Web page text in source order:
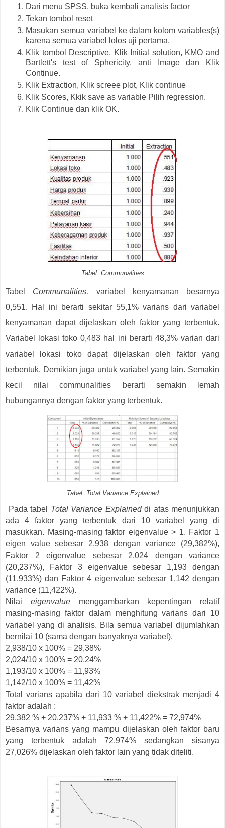
Dari menu SPSS, buka kembali analisis factor
Tekan tombol reset
Masukan semua variabel ke dalam kolom variables(s)
karena semua variabel lolos uji pertama.
Klik tombol Descriptive, Klik Initial solution, KMO and
Bartlett's test of Sphericity, anti Image dan Klik
Continue.
Klik Extraction, Klik screee plot, Klik continue
Klik Scores, Kkik save as variable Pilih regression.
Klik Continue dan klik OK.
Tabel. Communalities
Tabel Communalities, variabel kenyamanan besarnya
0,551. Hal ini berarti sekitar 55,1% varians dari variabel
kenyamanan dapat dijelaskan oleh faktor yang terbentuk.
Variabel lokasi toko 0,483 hal ini berarti 48,3% varian dari
variabel lokasi toko dapat dijelaskan oleh faktor yang
terbentuk. Demikian juga untuk variabel yang lain. Semakin
kecil nilai communalities berarti semakin lemah
hubungannya dengan faktor yang terbentuk.
Tabel. Total Variance Explained
Pada tabel Total Variance Explained di atas menunjukkan
ada 4 faktor yang terbentuk dari 10 variabel yang di
masukkan. Masing-masing faktor eigenvalue > 1. Faktor 1
eigen value sebesar 2,938 dengan variance (29,382%),
Faktor 2 eigenvalue sebesar 2,024 dengan variance
(20,237%), Faktor 3 eigenvalue sebesar 1,193 dengan
(11,933%) dan Faktor 4 eigenvalue sebesar 1,142 dengan
variance (11,422%).
Nilai eigenvaluemenggambarkan kepentingan relatif
masing-masing faktor dalam menghitung varians dari 10
variabel yang di analisis. Bila semua variabel dijumlahkan
bernilai 10 (sama dengan banyaknya variabel).
2,938/10 x 100% = 29,38%
2,024/10 x 100% = 20,24%
1,193/10 x 100% = 11,93%
1,142/10 x 100% = 11,42%
Total varians apabila dari 10 variabel diekstrak menjadi 4
faktor adalah :
29,382 % + 20,237% + 11,933 % + 11,422% = 72,974%
Besarnya varians yang mampu dijelaskan oleh faktor baru
yang terbentuk adalah 72,974% sedangkan sisanya
27,026% dijelaskan oleh faktor lain yang tidak diteliti.